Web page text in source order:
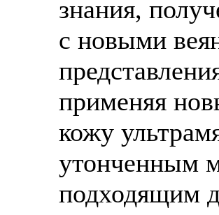
знания,
с новыми
применяя
кожу
утонченным
подходящим